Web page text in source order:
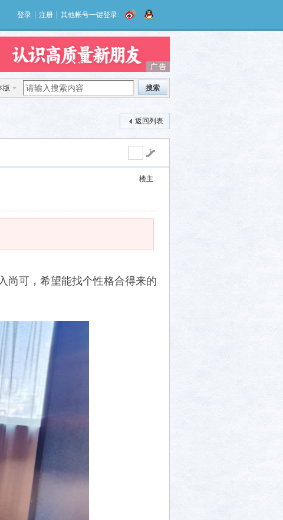
登录 注册 其他帐号一键登录:
广 告
广 告
版 搜索
返回列表
楼主
尚可，希望能找个性格合得来的